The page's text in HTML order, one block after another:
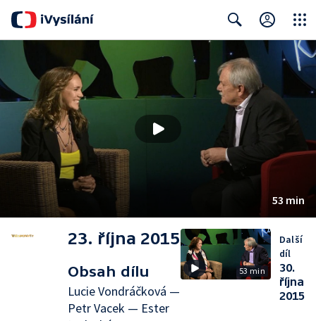
Search Close
53 min
23. října 2015
Obsah dílu
Lucie Vondráčková —
Petr Vacek — Ester
53 min
Další
díl
30.
října
2015